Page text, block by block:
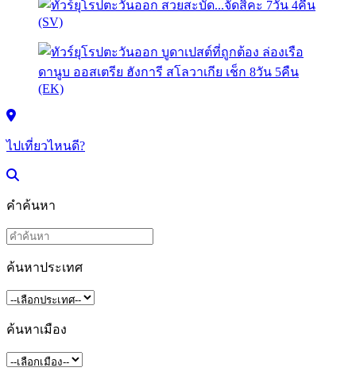
ไปเที่ยวไหนดี?
คำค้นหา
ค้นหาประเทศ
ค้นหาเมือง